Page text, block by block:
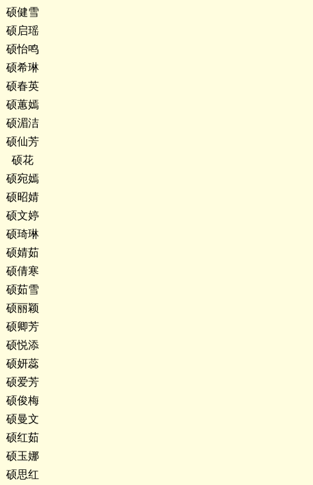
硕健雪
硕启瑶
硕怡鸣
硕希琳
硕春英
硕蕙嫣
硕湄洁
硕仙芳
硕花
硕宛嫣
硕昭婧
硕文婷
硕琦琳
硕婧茹
硕倩寒
硕茹雪
硕丽颖
硕卿芳
硕悦添
硕妍蕊
硕爱芳
硕俊梅
硕曼文
硕红茹
硕玉娜
硕思红